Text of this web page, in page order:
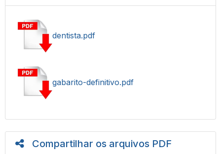
dentista.pdf
gabarito-definitivo.pdf
Compartilhar os arquivos PDF